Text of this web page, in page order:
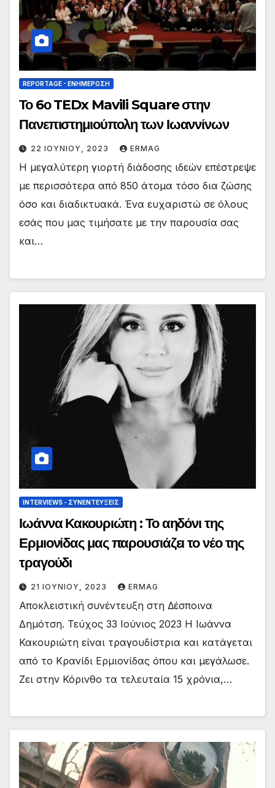
REPORTAGE - EΝΗΜΈΡΩΣΗ
Το 6ο TEDx Mavili Square στην
Πανεπιστημιούπολη των Ιωαννίνων
22 ΙΟΥΝΊΟΥ, 2023 ERMAG
Η μεγαλύτερη γιορτή διάδοσης ιδεών επέστρεψε
με περισσότερα από 850 άτομα τόσο δια ζώσης
όσο και διαδικτυακά. Ένα ευχαριστώ σε όλους
εσάς που μας τιμήσατε με την παρουσία σας
και…
INTERVIEWS - ΣΥΝΕΝΤΕΎΞΕΙΣ
Ιωάννα Κακουριώτη : Το αηδόνι της
Ερμιονίδας μας παρουσιάζει το νέο της
τραγούδι
21 ΙΟΥΝΊΟΥ, 2023 ERMAG
Αποκλειστική συνέντευξη στη Δέσποινα
Δημότση. Τεύχος 33 Ιούνιος 2023 H Ιωάννα
Κακουριώτη είναι τραγουδίστρια και κατάγεται
από το Κρανίδι Ερμιονίδας όπου και μεγάλωσε.
Ζει στην Κόρινθο τα τελευταία 15 χρόνια,…